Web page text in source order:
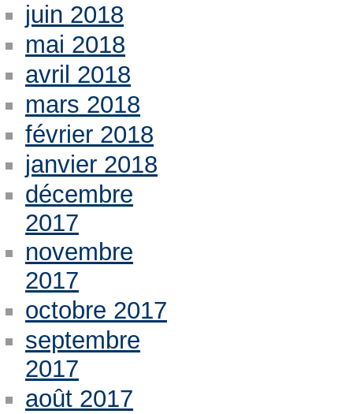
juin 2018
mai 2018
avril 2018
mars 2018
février 2018
janvier 2018
décembre
2017
novembre
2017
octobre 2017
septembre
2017
août 2017